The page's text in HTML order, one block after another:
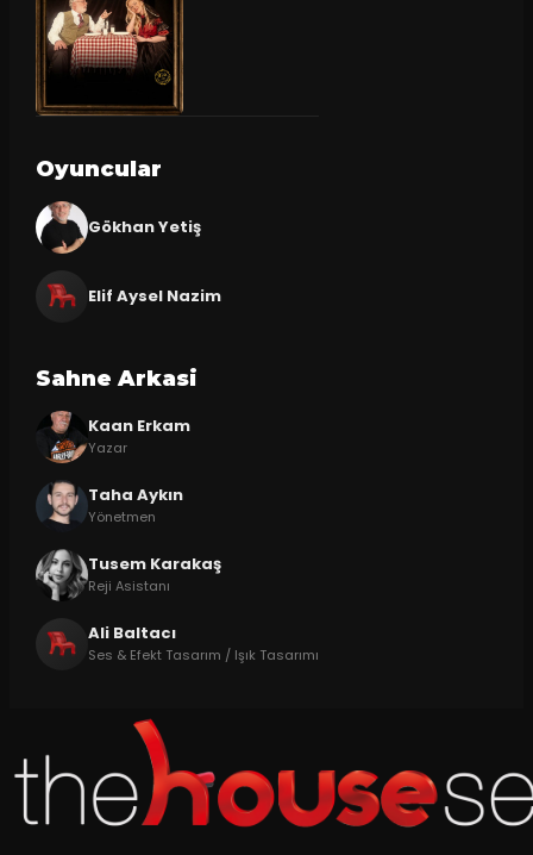
Oyuncular
Gökhan Yetiş
Elif Aysel Nazim
Sahne Arkasi
Kaan Erkam
Yazar
Taha Aykın
Yönetmen
Tusem Karakaş
Reji Asistanı
Ali Baltacı
Ses & Efekt Tasarım / Işık Tasarımı